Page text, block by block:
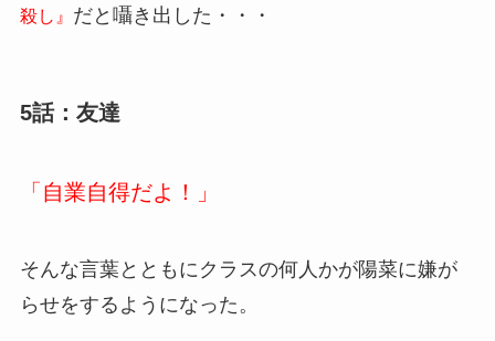
殺し』 だと囁き出した・・・
5話：友達
「自業自得だよ！」
そんな言葉とともにクラスの何人かが陽菜に嫌が
らせをするようになった。